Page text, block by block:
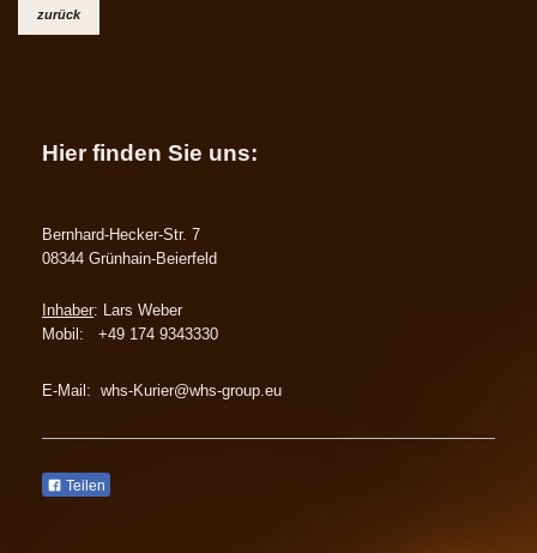
zurück
Hier finden Sie uns:
Bernhard-Hecker-Str. 7
08344 Grünhain-Beierfeld
Inhaber: Lars Weber
Mobil: +49 174 9343330
E-Mail: whs-Kurier@whs-group.eu
Teilen